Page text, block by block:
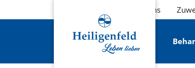
Über uns